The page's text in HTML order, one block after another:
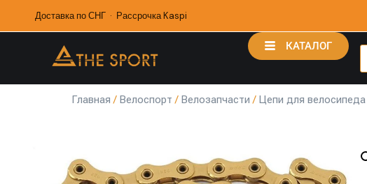
Доставка по СНГ · Рассрочка Kaspi
КАТАЛОГ
Главная / Велоспорт / Велозапчасти / Цепи для велосипеда